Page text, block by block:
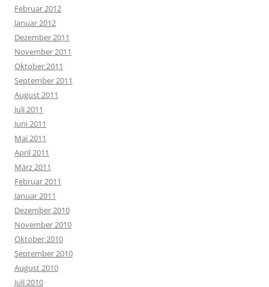
Februar 2012
Januar 2012
Dezember 2011
November 2011
Oktober 2011
September 2011
August 2011
Juli 2011
Juni 2011
Mai 2011
April 2011
März 2011
Februar 2011
Januar 2011
Dezember 2010
November 2010
Oktober 2010
September 2010
August 2010
Juli 2010